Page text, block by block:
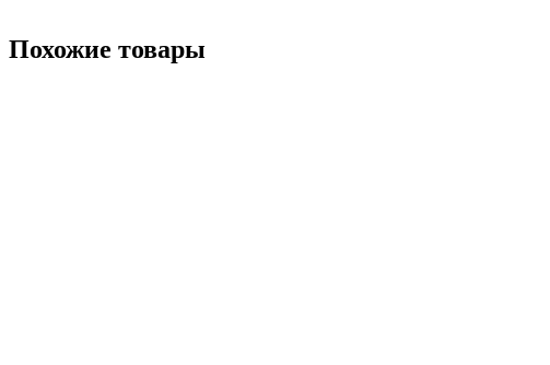
Похожие товары